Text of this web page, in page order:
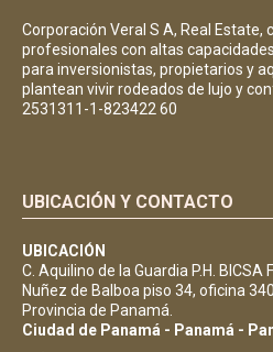
Corporación Veral S A, Real Estate,
profesionales con altas
para inversionistas, propietarios y
plantean vivir rodeados de lujo y
2531311-1-823422 60
UBICACIÓN Y CONTACTO
UBICACIÓN
C. Aquilino de la Guardia P.H. BICSA
Nuñez de Balboa piso 34, oficina
Provincia de Panamá.
Ciudad de Panamá - Panamá -